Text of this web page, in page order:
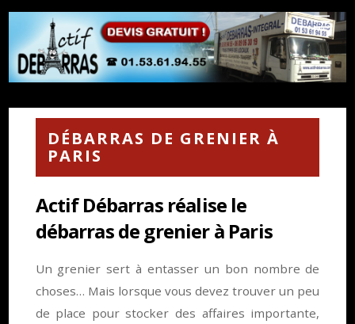
DÉBARRAS DE GRENIER À
PARIS
Actif Débarras réalise le
débarras de grenier à Paris
Un grenier sert à entasser un bon nombre de
choses… Mais lorsque vous devez trouver un peu
de place pour stocker des affaires importante,